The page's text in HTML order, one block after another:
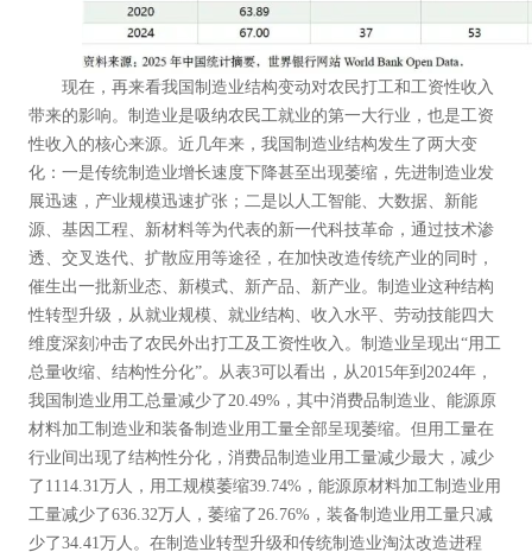
现在，再来看我国制造业结构变动对农民打工和工资性收入
带来的影响。制造业是吸纳农民工就业的第一大行业，也是工资
性收入的核心来源。近几年来，我国制造业结构发生了两大变
化：一是传统制造业增长速度下降甚至出现萎缩，先进制造业发
展迅速，产业规模迅速扩张；二是以人工智能、大数据、新能
源、基因工程、新材料等为代表的新一代科技革命，通过技术渗
透、交叉迭代、扩散应用等途径，在加快改造传统产业的同时，
催生出一批新业态、新模式、新产品、新产业。制造业这种结构
性转型升级，从就业规模、就业结构、收入水平、劳动技能四大
维度深刻冲击了农民外出打工及工资性收入。制造业呈现出“用工
总量收缩、结构性分化”。从表3可以看出，从2015年到2024年，
我国制造业用工总量减少了20.49%，其中消费品制造业、能源原
材料加工制造业和装备制造业用工量全部呈现萎缩。但用工量在
行业间出现了结构性分化，消费品制造业用工量减少最大，减少
了1114.31万人，用工规模萎缩39.74%，能源原材料加工制造业用
工量减少了636.32万人，萎缩了26.76%，装备制造业用工量只减
少了34.41万人。在制造业转型升级和传统制造业淘汰改造进程